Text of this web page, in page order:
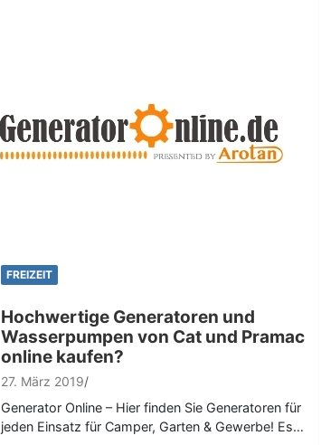
FREIZEIT
Hochwertige Generatoren und
Wasserpumpen von Cat und Pramac
online kaufen?
27. März 2019
Generator Online – Hier finden Sie Generatoren für
jeden Einsatz für Camper, Garten & Gewerbe! Es…